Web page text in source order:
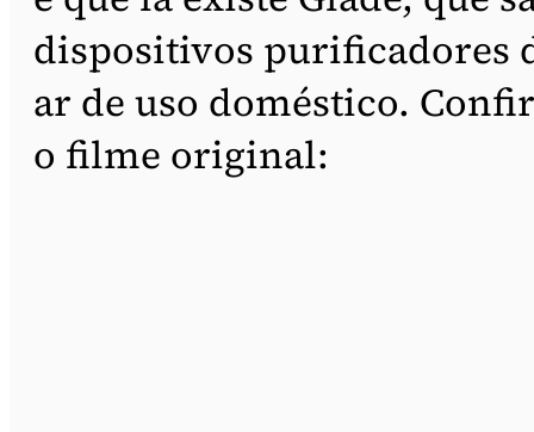
dispositivos purificadores
ar de uso doméstico.
o filme original: